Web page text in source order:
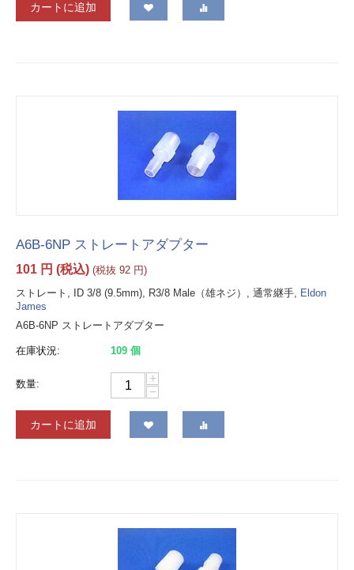
カートに追加
A6B-6NP ストレートアダプター
101 円 (税込) (税抜 92 円)
ストレート, ID 3/8 (9.5mm), R3/8 Male（雄ネジ）, 通常継手, Eldon
James
A6B-6NP ストレートアダプター
在庫状況: 109 個
数量:
+
−
カートに追加